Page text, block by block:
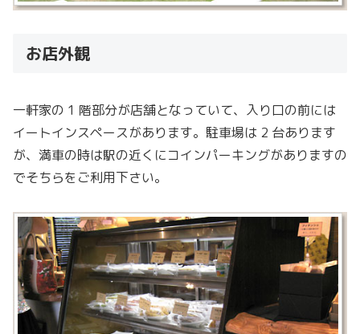
お店外観
一軒家の 1 階部分が店舗となっていて、入り口の前には
イートインスペースがあります。駐車場は 2 台あります
が、満車の時は駅の近くにコインパーキングがありますの
でそちらをご利用下さい。